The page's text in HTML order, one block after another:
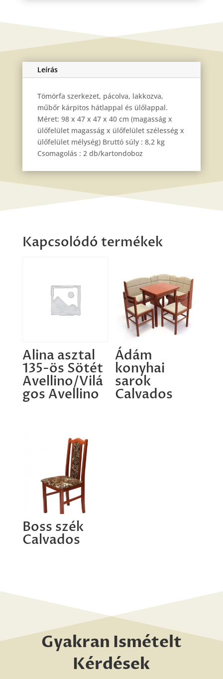
Leírás
Tömörfa szerkezet, pácolva, lakkozva,
műbőr kárpitos hátlappal és ülőlappal.
Méret: 98 x 47 x 47 x 40 cm (magasság x
ülőfelület magasság x ülőfelület szélesség x
ülőfelület mélység) Bruttó súly : 8,2 kg
Csomagolás : 2 db/kartondoboz
Kapcsolódó termékek
Alina asztal
135-ös Sötét
Avellino/Vilá
gos Avellino
Ádám
konyhai
sarok
Calvados
Boss szék
Calvados
Gyakran Ismételt
Kérdések